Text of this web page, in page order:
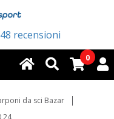
48 recensioni
0
da sci Bazar
24